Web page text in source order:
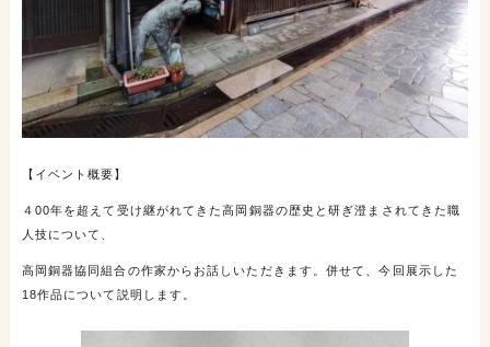
【イベント概要】
４ 00年を超えて受け継がれてきた高岡銅器の歴史と研ぎ澄まされてきた職
人技について、
高岡銅器協同組合の作家からお話しいただきます。併せて、今回展示した
18作品について説明します。